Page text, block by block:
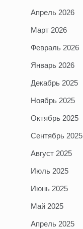
Апрель 2026
Март 2026
Февраль 2026
Январь 2026
Декабрь 2025
Ноябрь 2025
Октябрь 2025
Сентябрь 2025
Август 2025
Июль 2025
Июнь 2025
Май 2025
Апрель 2025